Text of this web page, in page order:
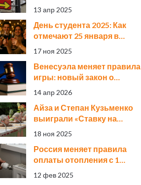
Тверской области: чем
кормят покупателей
13 апр 2025
День студента 2025: Как
отмечают 25 января в
России и 17 ноября в
поздравления и традиции
17 ноя 2025
Венесуэла меняет правила
игры: новый закон о
добыче ископаемых
принят
14 апр 2026
Айза и Степан Кузьменко
выиграли «Ставку на
любовь»: 5,27 млн рублей
ледяную воду
18 ноя 2025
Россия меняет правила
оплаты отопления с 1
марта
12 фев 2025